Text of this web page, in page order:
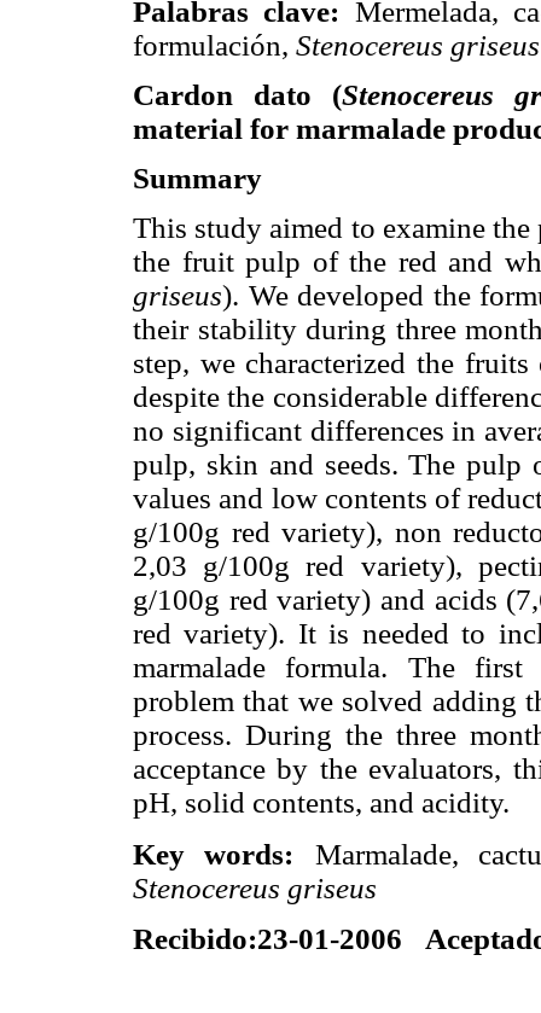
Palabras clave: Mermelada,
formulación, Stenocereus griseus
Cardon dato (Stenocereus
material for marmalade
Summary
This study aimed to examine
the fruit pulp of the red and
griseus). We developed the
their stability during three
step, we characterized the
despite the considerable
no significant differences in
pulp, skin and seeds. The
values and low contents of
g/100g red variety), non
2,03 g/100g red variety),
g/100g red variety) and acids
red variety). It is needed to
marmalade formula. The first
problem that we solved adding
process. During the three
acceptance by the evaluators,
pH, solid contents, and acidity.
Key words:
Marmalade,
Stenocereus griseus
Recibido:23-01-2006